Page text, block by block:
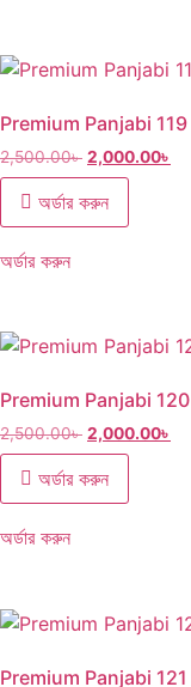
Premium Panjabi 119
2,500.00৳ 2,000.00৳
অর্ডার করুন
অর্ডার করুন
Premium Panjabi 120
2,500.00৳ 2,000.00৳
অর্ডার করুন
অর্ডার করুন
Premium Panjabi 121